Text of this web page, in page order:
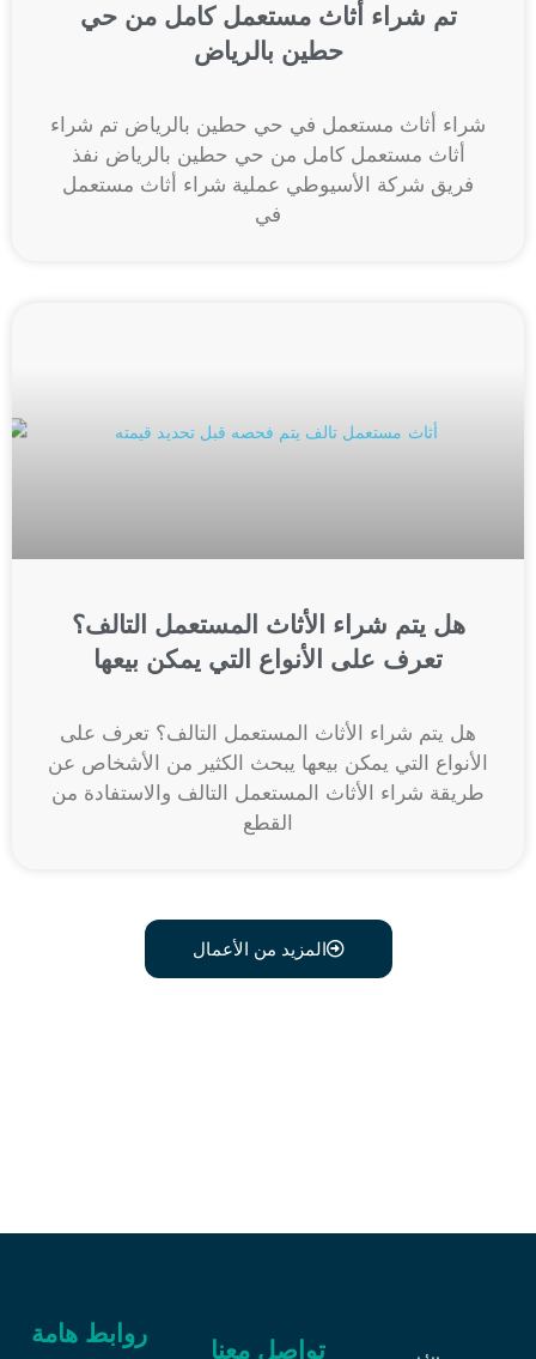
تم شراء أثاث مستعمل كامل من حي
حطين بالرياض
شراء أثاث مستعمل في حي حطين بالرياض تم شراء
أثاث مستعمل كامل من حي حطين بالرياض نفذ
فريق شركة الأسيوطي عملية شراء أثاث مستعمل
في
هل يتم شراء الأثاث المستعمل التالف؟
تعرف على الأنواع التي يمكن بيعها
هل يتم شراء الأثاث المستعمل التالف؟ تعرف على
الأنواع التي يمكن بيعها يبحث الكثير من الأشخاص عن
طريقة شراء الأثاث المستعمل التالف والاستفادة من
القطع
المزيد من الأعمال
روابط هامة
تواصل معنا